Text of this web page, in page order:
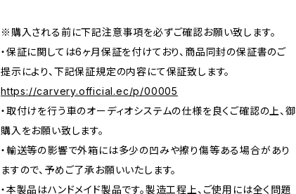
※購入される前に下記注意事項を必ずご確認お願い致します。
・保証に関しては6ヶ月保証を付けており、商品同封の保証書のご
提示により、下記保証規定の内容にて保証致します。
https://carvery.official.ec/p/00005
・取付けを行う車のオーディオシステムの仕様を良くご確認の上、御
購入をお願い致します。
・輸送等の影響で外箱には多少の凹みや擦り傷等ある場合があり
ますので、予めご了承お願いいたします。
・本製品はハンドメイド製品です。製造工程上、ご使用には全く問題